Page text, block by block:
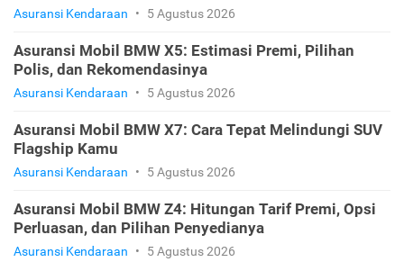
Asuransi Kendaraan • 5 Agustus 2026
Asuransi Mobil BMW X5: Estimasi Premi, Pilihan
Polis, dan Rekomendasinya
Asuransi Kendaraan • 5 Agustus 2026
Asuransi Mobil BMW X7: Cara Tepat Melindungi SUV
Flagship Kamu
Asuransi Kendaraan • 5 Agustus 2026
Asuransi Mobil BMW Z4: Hitungan Tarif Premi, Opsi
Perluasan, dan Pilihan Penyedianya
Asuransi Kendaraan • 5 Agustus 2026